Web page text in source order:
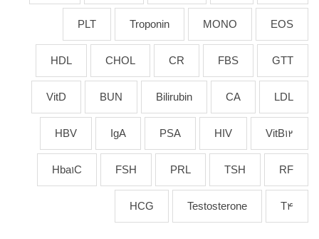
EOS
MONO
Troponin
PLT
GTT
FBS
CR
CHOL
HDL
LDL
CA
Bilirubin
BUN
VitD
VitB12
HIV
PSA
IgA
HBV
RF
TSH
PRL
FSH
Hba1C
T4
Testosterone
HCG